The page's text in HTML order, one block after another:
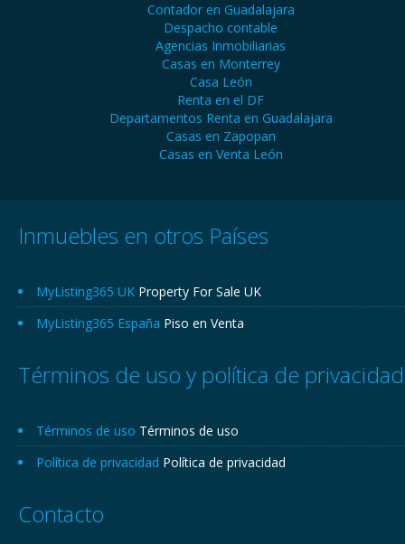
Contador en Guadalajara
Despacho contable
Agencias Inmobiliarias
Casas en Monterrey
Casa León
Renta en el DF
Departamentos Renta en Guadalajara
Casas en Zapopan
Casas en Venta León
Inmuebles en otros Países
MyListing365 UK Property For Sale UK
MyListing365 España Piso en Venta
Términos de uso y política de privacidad
Términos de uso Términos de uso
Política de privacidad Política de privacidad
Contacto